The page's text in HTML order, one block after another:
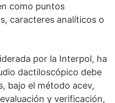
como puntos
caracteres analíticos o
por la Interpol, ha
dactiloscópico debe
bajo el método acev,
y verificación,